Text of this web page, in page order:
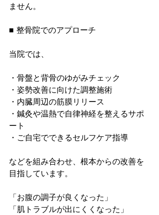
ません。
■ 整骨院でのアプローチ
当院では、
・骨盤と背骨のゆがみチェック
・姿勢改善に向けた調整施術
・内臓周辺の筋膜リリース
・鍼灸や温熱で自律神経を整えるサポ
ート
・ご自宅でできるセルフケア指導
などを組み合わせ、根本からの改善を
目指しています。
「お腹の調子が良くなった」
「肌トラブルが出にくくなった」